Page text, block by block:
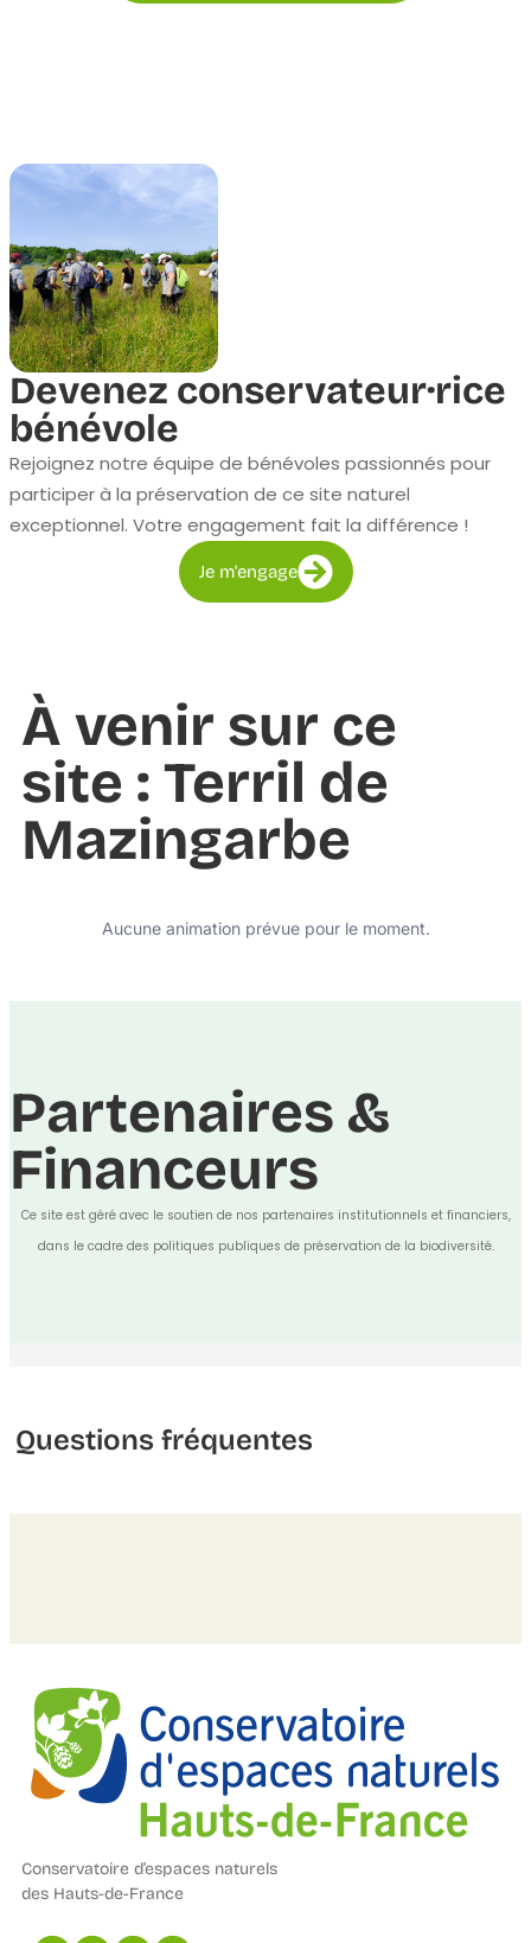
Devenez conservateur·rice
bénévole
Rejoignez notre équipe de bénévoles passionnés pour
participer à la préservation de ce site naturel
exceptionnel. Votre engagement fait la différence !
Je m'engage
À venir sur ce
site : Terril de
Mazingarbe
Aucune animation prévue pour le moment.
Partenaires &
Financeurs
Ce site est géré avec le soutien de nos partenaires institutionnels et financiers,
dans le cadre des politiques publiques de préservation de la biodiversité.
Questions fréquentes
Conservatoire d’espaces naturels
des Hauts-de-France